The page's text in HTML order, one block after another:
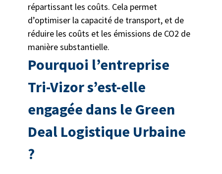
répartissant les coûts. Cela permet
d’optimiser la capacité de transport, et de
réduire les coûts et les émissions de CO2 de
manière substantielle.
Pourquoi l’entreprise
Tri-Vizor s’est-elle
engagée dans le Green
Deal Logistique Urbaine
?